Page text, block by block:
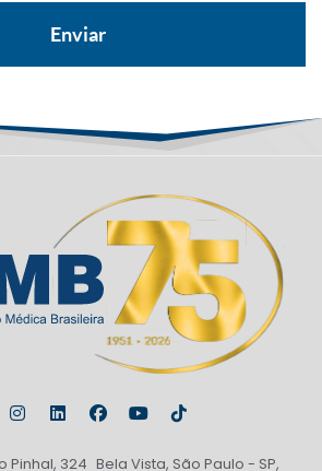
Pinhal, 324 Bela Vista, São Paulo - SP,